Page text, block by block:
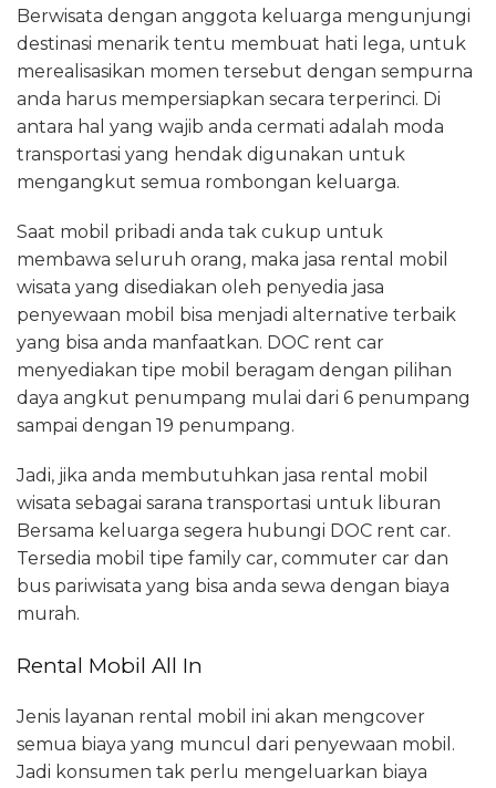
Berwisata dengan anggota keluarga mengunjungi
destinasi menarik tentu membuat hati lega, untuk
merealisasikan momen tersebut dengan sempurna
anda harus mempersiapkan secara terperinci. Di
antara hal yang wajib anda cermati adalah moda
transportasi yang hendak digunakan untuk
mengangkut semua rombongan keluarga.
Saat mobil pribadi anda tak cukup untuk
membawa seluruh orang, maka jasa rental mobil
wisata yang disediakan oleh penyedia jasa
penyewaan mobil bisa menjadi alternative terbaik
yang bisa anda manfaatkan. DOC rent car
menyediakan tipe mobil beragam dengan pilihan
daya angkut penumpang mulai dari 6 penumpang
sampai dengan 19 penumpang.
Jadi, jika anda membutuhkan jasa rental mobil
wisata sebagai sarana transportasi untuk liburan
Bersama keluarga segera hubungi DOC rent car.
Tersedia mobil tipe family car, commuter car dan
bus pariwisata yang bisa anda sewa dengan biaya
murah.
Rental Mobil All In
Jenis layanan rental mobil ini akan mengcover
semua biaya yang muncul dari penyewaan mobil.
Jadi konsumen tak perlu mengeluarkan biaya